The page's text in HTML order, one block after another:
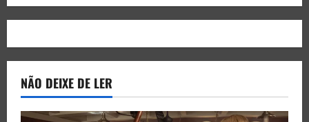
NÃO DEIXE DE LER